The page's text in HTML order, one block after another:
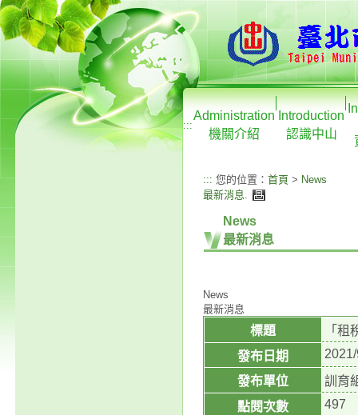
:::
Administration
機關介紹
Introduction
認識中山
::: 您的位置： 首頁 > News
最新消息.
News
最新消息
News
最新消息
標題
「
發布日期
發布單位
訓育
點閱次數
497